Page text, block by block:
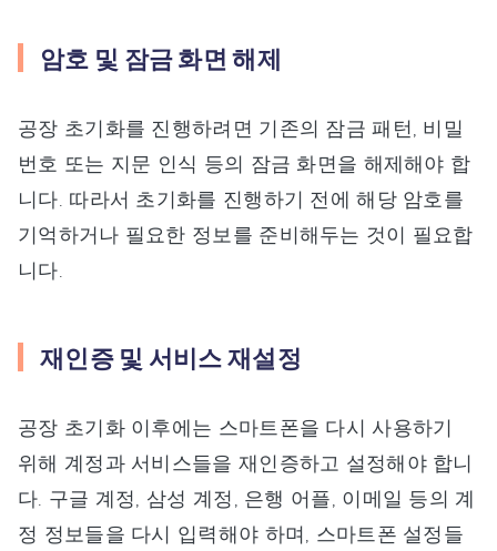
암호 및 잠금 화면 해제
공장 초기화를 진행하려면 기존의 잠금 패턴, 비밀
번호 또는 지문 인식 등의 잠금 화면을 해제해야 합
니다. 따라서 초기화를 진행하기 전에 해당 암호를
기억하거나 필요한 정보를 준비해두는 것이 필요합
니다.
재인증 및 서비스 재설정
공장 초기화 이후에는 스마트폰을 다시 사용하기
위해 계정과 서비스들을 재인증하고 설정해야 합니
다. 구글 계정, 삼성 계정, 은행 어플, 이메일 등의 계
정 정보들을 다시 입력해야 하며, 스마트폰 설정들